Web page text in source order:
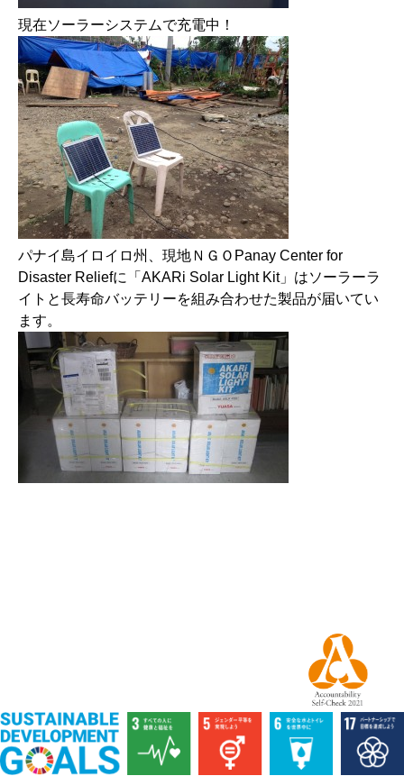
現在ソーラーシステムで充電中！
パナイ島イロイロ州、現地ＮＧＯPanay Center for
Disaster Reliefに「AKARi Solar Light Kit」はソーラーラ
イトと長寿命バッテリーを組み合わせた製品が届いてい
ます。